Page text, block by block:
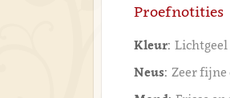
Proefnotities
Kleur: Lichtgeel
Neus: Zeer fijne